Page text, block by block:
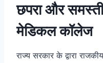
छपरा और
मेडिकल कॉलेज
राज्य सरकार के द्वारा